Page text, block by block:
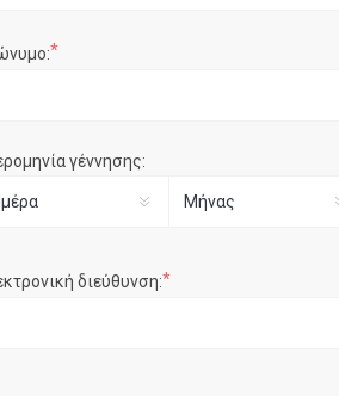
*
γέννησης:
διεύθυνση:*